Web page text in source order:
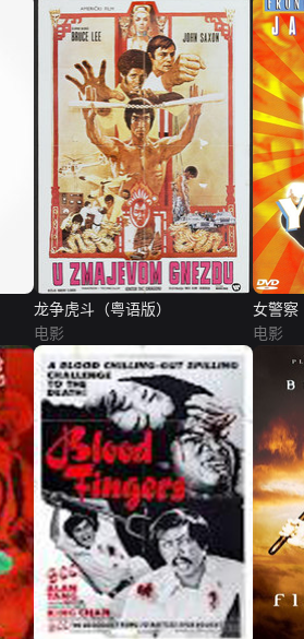
龙争虎斗（粤语版）
电影
女警察
电影